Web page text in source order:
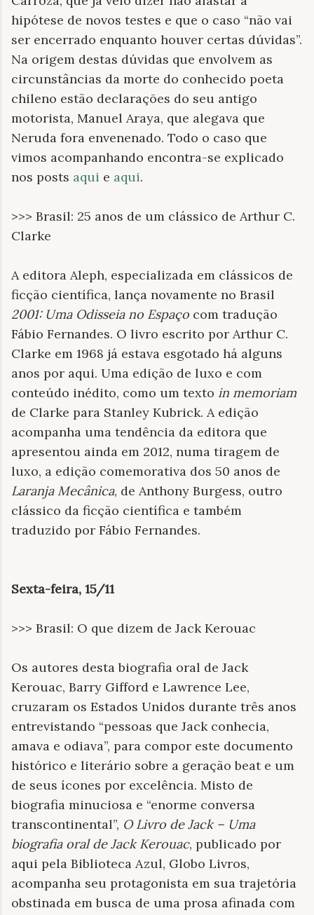
hipótese de novos testes e que o caso “não vai
ser encerrado enquanto houver certas dúvidas”.
Na origem destas dúvidas que envolvem as
circunstâncias da morte do conhecido poeta
chileno estão declarações do seu antigo
motorista, Manuel Araya, que alegava que
Neruda fora envenenado. Todo o caso que
vimos acompanhando encontra-se explicado
nos posts aqui e aqui.
>>> Brasil: 25 anos de um clássico de Arthur C.
Clarke
A editora Aleph, especializada em clássicos de
ficção científica, lança novamente no Brasil
2001: Uma Odisseia no Espaço com tradução
Fábio Fernandes. O livro escrito por Arthur C.
Clarke em 1968 já estava esgotado há alguns
anos por aqui. Uma edição de luxo e com
conteúdo inédito, como um texto in memoriam
de Clarke para Stanley Kubrick. A edição
acompanha uma tendência da editora que
apresentou ainda em 2012, numa tiragem de
luxo, a edição comemorativa dos 50 anos de
Laranja Mecânica, de Anthony Burgess, outro
clássico da ficção científica e também
traduzido por Fábio Fernandes.
Sexta-feira, 15/11
>>> Brasil: O que dizem de Jack Kerouac
Os autores desta biografia oral de Jack
Kerouac, Barry Gifford e Lawrence Lee,
cruzaram os Estados Unidos durante três anos
entrevistando “pessoas que Jack conhecia,
amava e odiava”, para compor este documento
histórico e literário sobre a geração beat e um
de seus ícones por excelência. Misto de
biografia minuciosa e “enorme conversa
transcontinental”, O Livro de Jack – Uma
biografia oral de Jack Kerouac, publicado por
aqui pela Biblioteca Azul, Globo Livros,
acompanha seu protagonista em sua trajetória
obstinada em busca de uma prosa afinada com